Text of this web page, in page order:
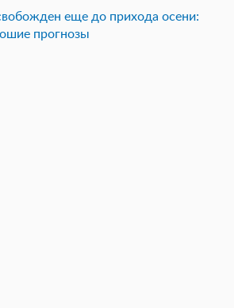
еще до прихода осени:
прогнозы